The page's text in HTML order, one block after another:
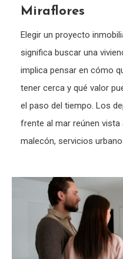
Miraflores
Elegir un proyecto
significa buscar una
implica pensar en cómo
tener cerca y qué valor
el paso del tiempo. Los
frente al mar reúnen vista
malecón, servicios